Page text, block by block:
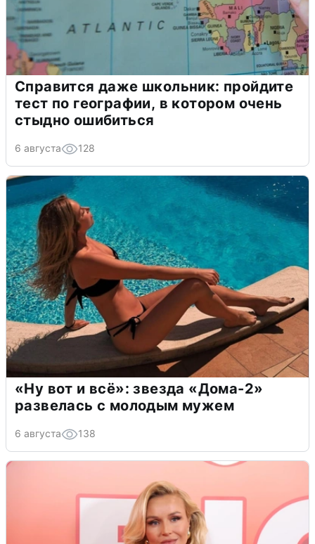
Справится даже школьник: пройдите
тест по географии, в котором очень
стыдно ошибиться
6 августа 128
«Ну вот и всё»: звезда «Дома-2»
развелась с молодым мужем
6 августа 138